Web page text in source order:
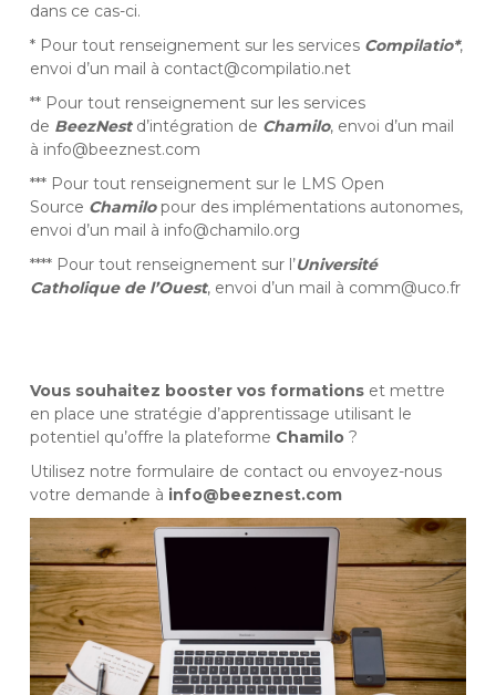
dans ce cas-ci.
* Pour tout renseignement sur les services Compilatio*,
envoi d’un mail à contact@compilatio.net
** Pour tout renseignement sur les services
de BeezNestd’intégration de Chamilo, envoi d’un mail
à info@beeznest.com
*** Pour tout renseignement sur le LMS Open
Source Chamilopour des implémentations autonomes,
envoi d’un mail à info@chamilo.org
**** Pour tout renseignement sur l’Université
Catholique de l’Ouest, envoi d’un mail à comm@uco.fr
Vous souhaitez booster vos formations et mettre
en place une stratégie d’apprentissage utilisant le
potentiel qu’offre la plateforme Chamilo ?
Utilisez notre formulaire de contact ou envoyez-nous
votre demande à info@beeznest.com